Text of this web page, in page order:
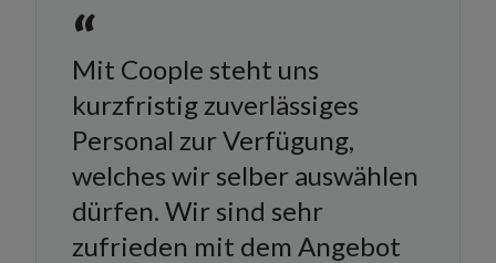
“
Mit Coople steht uns
kurzfristig zuverlässiges
Personal zur Verfügung,
welches wir selber auswählen
dürfen. Wir sind sehr
zufrieden mit dem Angebot